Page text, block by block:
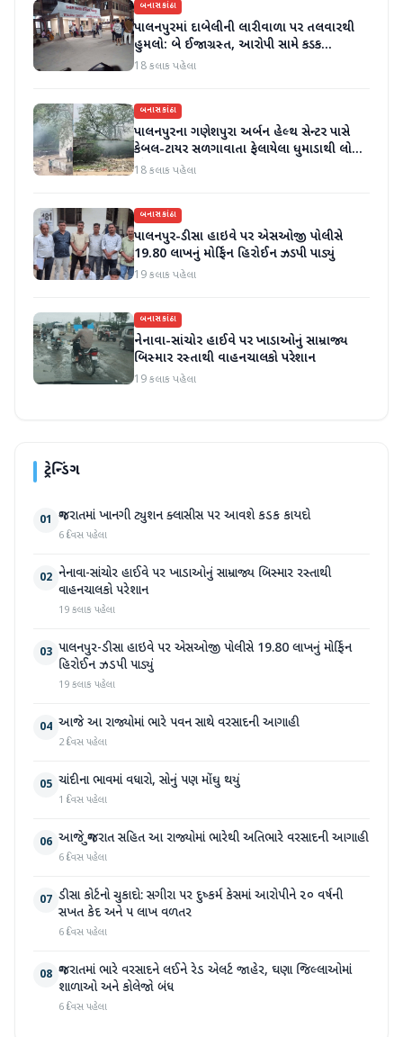
બનાસકાંઠા
પાલનપુરમાં દાબેલીની લારીવાળા પર તલવારથી
હુમલો: બે ઈજાગ્રસ્ત, આરોપી સામે કડક
કાર્યવાહીની માંગ
18 કલાક પહેલા
બનાસકાંઠા
પાલનપુરના ગણેશપુરા અર્બન હેલ્થ સેન્ટર પાસે
કેબલ-ટાયર સળગાવાતા ફેલાયેલા ધુમાડાથી લોકો
પરેશાન
18 કલાક પહેલા
બનાસકાંઠા
પાલનપુર-ડીસા હાઇવે પર એસઓજી પોલીસે
19.80 લાખનું મોર્ફિન હિરોઈન ઝડપી પાડ્યું
19 કલાક પહેલા
બનાસકાંઠા
નેનાવા-સાંચોર હાઈવે પર ખાડાઓનું સામ્રાજ્ય
બિસ્માર રસ્તાથી વાહનચાલકો પરેશાન
19 કલાક પહેલા
ટ્રેન્ડિંગ
01 ગુજરાતમાં ખાનગી ટ્યુશન ક્લાસીસ પર આવશે કડક કાયદો
6 દિવસ પહેલા
02 નેનાવા-સાંચોર હાઈવે પર ખાડાઓનું સામ્રાજ્ય બિસ્માર રસ્તાથી
વાહનચાલકો પરેશાન
19 કલાક પહેલા
03 પાલનપુર-ડીસા હાઇવે પર એસઓજી પોલીસે 19.80 લાખનું મોર્ફિન
હિરોઈન ઝડપી પાડ્યું
19 કલાક પહેલા
04 આજે આ રાજ્યોમાં ભારે પવન સાથે વરસાદની આગાહી
2 દિવસ પહેલા
05 ચાંદીના ભાવમાં વધારો, સોનું પણ મોંઘુ થયું
1 દિવસ પહેલા
06 આજે ગુજરાત સહિત આ રાજ્યોમાં ભારેથી અતિભારે વરસાદની આગાહી
6 દિવસ પહેલા
07 ડીસા કોર્ટનો ચુકાદો: સગીરા પર દુષ્કર્મ કેસમાં આરોપીને ૨૦ વર્ષની
સખત કેદ અને ૫ લાખ વળતર
6 દિવસ પહેલા
08 ગુજરાતમાં ભારે વરસાદને લઈને રેડ એલર્ટ જાહેર, ઘણા જિલ્લાઓમાં
શાળાઓ અને કોલેજો બંધ
6 દિવસ પહેલા